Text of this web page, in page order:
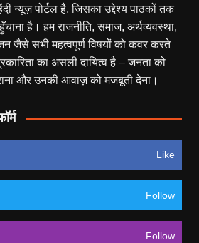
न्यूज़ पोर्टल है, जिसका उद्देश्य पाठकों तक
है। हम राजनीति, समाज, अर्थव्यवस्था,
जैसे सभी महत्वपूर्ण विषयों को कवर करते
का असली दायित्व है – जनता को
और उनकी आवाज़ को मजबूती देना।
Like
Follow
Follow